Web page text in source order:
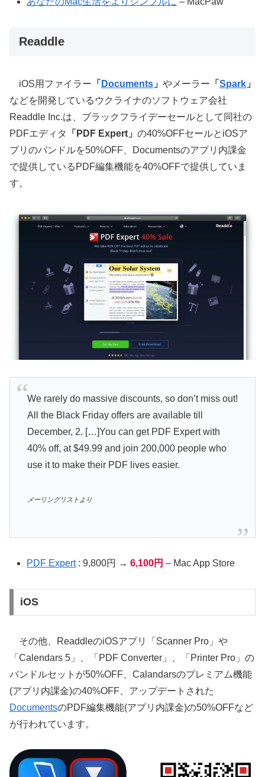
Readdle
iOS用ファイラー 「 Documents 」 やメーラー 「 Spark 」
などを開発しているウクライナのソフトウェア会社
Readdle Inc.は、ブラックフライデーセールとして同社の
PDFエディタ
「PDF Expert」 の40%OFFセールとiOSア
プリのバンドルを50%OFF、Documentsのアプリ内課金
で提供しているPDF編集機能を40%OFFで提供していま
す。
We rarely do massive discounts, so don’t miss out!
All the Black Friday offers are available till
December, 2. […]You can get PDF Expert with
40% off, at $49.99 and join 200,000 people who
use it to make their PDF lives easier.
メーリングリストより
PDF Expert: 9,800円 →6,100円 – Mac App Store
iOS
その他、ReaddleのiOSアプリ「Scanner Pro」や
「Calendars 5」、「PDF Converter」、「Printer Pro」の
バンドルセットが50%OFF、Calandarsのプレミアム機能
(アプリ内課金)の40%OFF、アップデートされた
DocumentsのPDF編集機能(アプリ内課金)の50%OFFなど
が行われています。